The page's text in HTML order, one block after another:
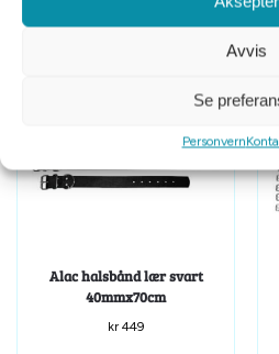
Avvis
Se
Personvern
Relaterte produkter
Alac halsbånd lær svart
40mmx70cm
kr449